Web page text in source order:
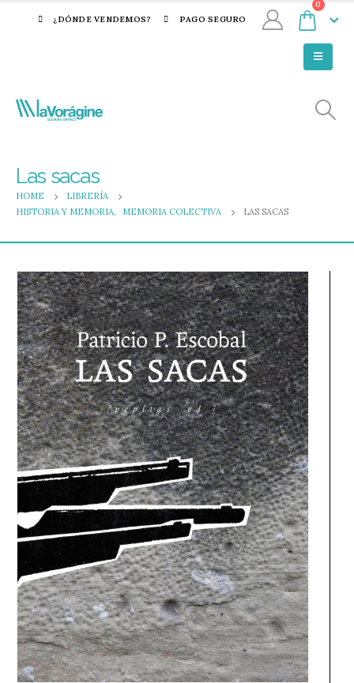
¿DÓNDE VENDEMOS? PAGO SEGURO
0
Las sacas
HOME
LIBRERÍA
HISTORIA Y MEMORIA, MEMORIA COLECTIVA LAS SACAS